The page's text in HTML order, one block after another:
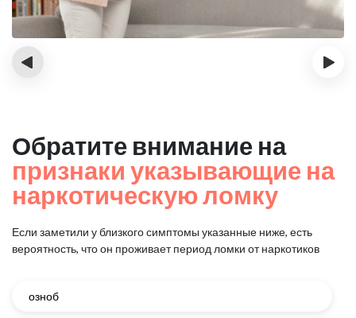
‹ ›
Обратите внимание на
признаки указывающие на
наркотическую ломку
Если заметили у близкого симптомы указанные ниже, есть
вероятность, что он проживает период ломки от наркотиков
озноб